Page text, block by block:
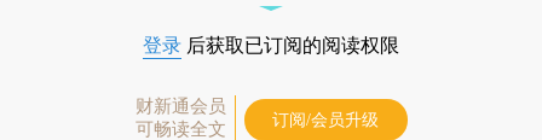
登录 后获取已订阅的阅读权限
财新通会员
可畅读全文
订阅/会员升级